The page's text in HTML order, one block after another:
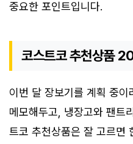
중요한 포인트입니다.
코스트코 추천상품
이번 달 장보기를 계획 중이
메모해두고, 냉장고와 팬트
트코 추천상품은 잘 고르면